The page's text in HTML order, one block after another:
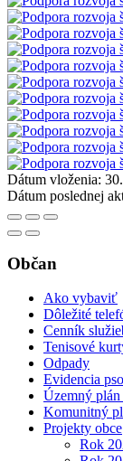
Dátum vloženia:
Dátum poslednej
Občan
Ako vybaviť
Dôležité
Cenník
Tenisové
Odpady
Evidencia
Územný plán
Komunitný
Projekty obce
Rok